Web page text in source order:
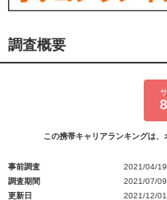
調査概要
この携帯キャリアランキングは、
事前調査
2021/04/
調査期間
2021/07/
更新日
2021/12/01